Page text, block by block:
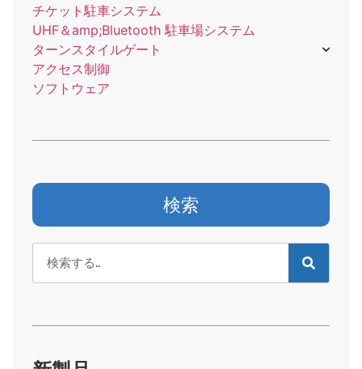
チケット駐車システム
UHF＆amp;Bluetooth 駐車場システム
ターンスタイルゲート
アクセス制御
ソフトウェア
検索